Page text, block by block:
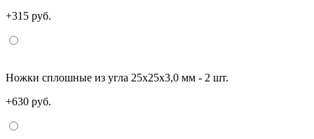
+315 руб.
Ножки сплошные из угла 25х25х3,0 мм - 2 шт.
+630 руб.